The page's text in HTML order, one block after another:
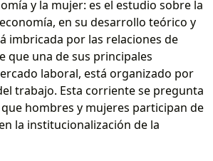
y la mujer: es el estudio sobre la
en su desarrollo teórico y
imbricada por las relaciones de
que una de sus principales
laboral, está organizado por
trabajo. Esta corriente se pregunta
hombres y mujeres participan de
la institucionalización de la